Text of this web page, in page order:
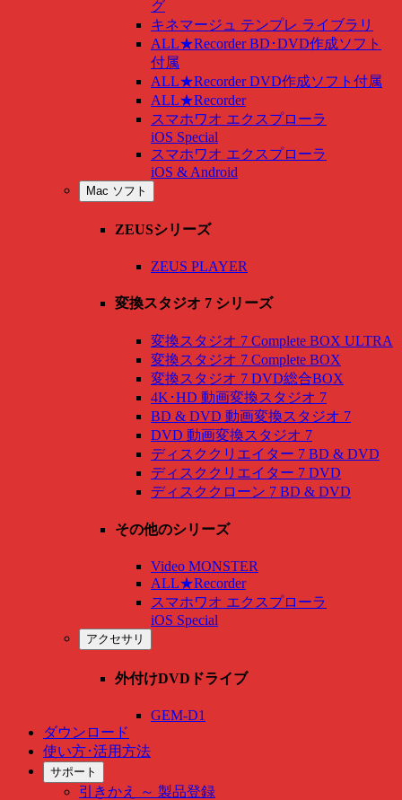
グ
キネマージュ テンプレ ライブラリ
ALL★Recorder BD･DVD作成ソフト
付属
ALL★Recorder DVD作成ソフト付属
ALL★Recorder
スマホワオ エクスプローラ
iOS Special
スマホワオ エクスプローラ
iOS & Android
Mac ソフト
ZEUSシリーズ
ZEUS PLAYER
変換スタジオ 7 シリーズ
変換スタジオ 7 Complete BOX ULTRA
変換スタジオ 7 Complete BOX
変換スタジオ 7 DVD総合BOX
4K･HD 動画変換スタジオ 7
BD & DVD 動画変換スタジオ 7
DVD 動画変換スタジオ 7
ディスククリエイター 7 BD & DVD
ディスククリエイター 7 DVD
ディスククローン 7 BD & DVD
その他のシリーズ
Video MONSTER
ALL★Recorder
スマホワオ エクスプローラ
iOS Special
アクセサリ
外付けDVDドライブ
GEM-D1
ダウンロード
使い方･活用方法
サポート
引きかえ ～ 製品登録